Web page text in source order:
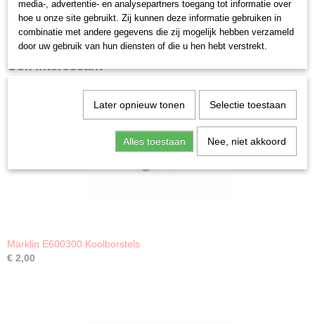
Ook interessant
Märklin E600300 Koolborstels
€ 2,00
media-, advertentie- en analysepartners toegang tot informatie over
hoe u onze site gebruikt. Zij kunnen deze informatie gebruiken in
combinatie met andere gegevens die zij mogelijk hebben verzameld
door uw gebruik van hun diensten of die u hen hebt verstrekt.
Later opnieuw tonen Selectie toestaan
Alles toestaan Nee, niet akkoord